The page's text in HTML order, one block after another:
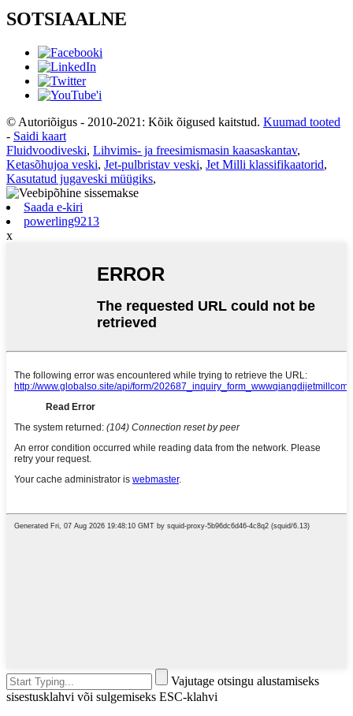
SOTSIAALNE
© Autoriõigus - 2010-2021: Kõik õigused kaitstud. Kuumad tooted
- Saidi kaart
Fluidvoodiveski, Lihvimis- ja freesimismasin kaasaskantav,
Ketasõhujoa veski, Jet-pulbristav veski, Jet Milli klassifikaatorid,
Kasutatud jugaveski müügiks,
Saada e-kiri
powerling9213
x
Vajutage otsingu alustamiseks
sisestusklahvi või sulgemiseks ESC-klahvi